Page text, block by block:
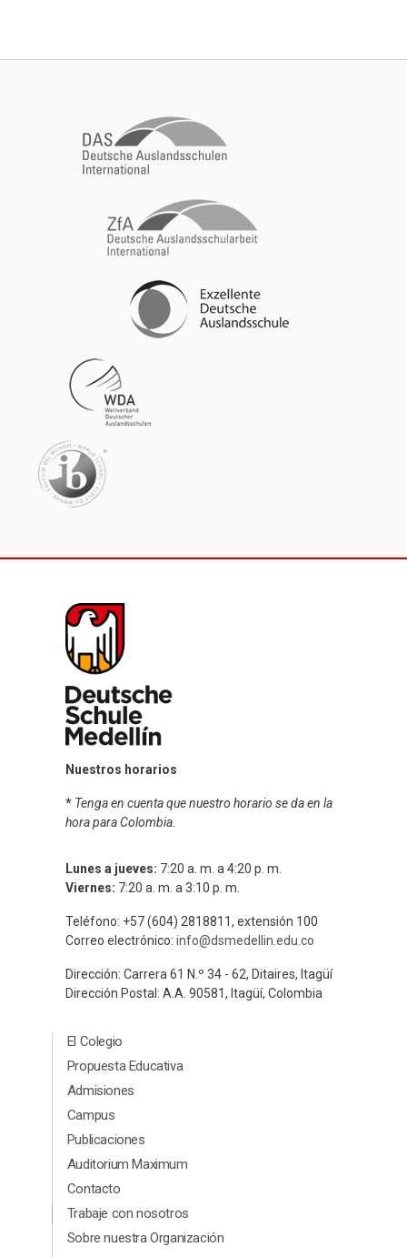
Nuestros horarios
* Tenga en cuenta que nuestro horario se da en la
hora para Colombia.
Lunes a jueves: 7:20 a. m. a 4:20 p. m.
Viernes: 7:20 a. m. a 3:10 p. m.
Teléfono: +57 (604) 2818811, extensión 100
Correo electrónico: info@dsmedellin.edu.co
Dirección: Carrera 61 N.º 34 - 62, Ditaires, Itagüí
Dirección Postal: A.A. 90581, Itagüí, Colombia
Menú Principal Footer
El Colegio
Propuesta Educativa
Admisiones
Campus
Publicaciones
Auditorium Maximum
Contacto
Menú segundario Footer
Trabaje con nosotros
Sobre nuestra Organización